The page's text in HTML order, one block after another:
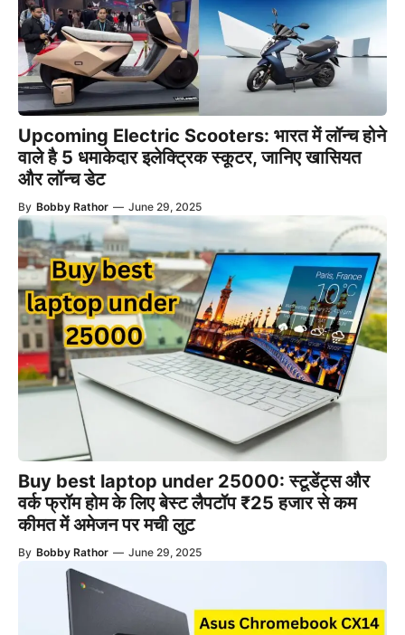
Upcoming Electric Scooters: भारत में लॉन्च होने
वाले है 5 धमाकेदार इलेक्ट्रिक स्कूटर, जानिए खासियत
और लॉन्च डेट
By Bobby Rathor — June 29, 2025
Buy best laptop under 25000: स्टूडेंट्स और
वर्क फ्रॉम होम के लिए बेस्ट लैपटॉप ₹25 हजार से कम
कीमत में अमेजन पर मची लुट
By Bobby Rathor — June 29, 2025